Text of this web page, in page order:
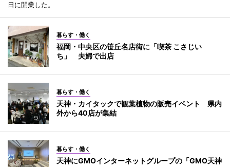
日に開業した。
暮らす・働く
福岡・中央区の笹丘名店街に「喫茶 こさじい
ち」 夫婦で出店
暮らす・働く
天神・カイタックで観葉植物の販売イベント 県内
外から40店が集結
暮らす・働く
天神にGMOインターネットグループの「GMO天神